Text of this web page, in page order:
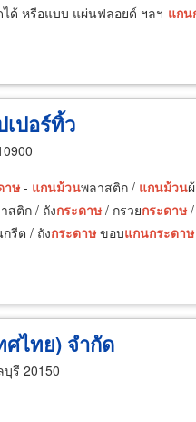
ได้ หรือแบบ แผ่นฟลอยด์ ฯลฯ-แกน
ปอร์ทิ้ว
าษ- แกนม้วนพลาสติก / แกนม้วน
สติก / ถังกระดาษ / กรวยกระดาษ /
รีต / ถังกระดาษ ขอบแกนกระดาษ
ไทย) จำกัด
รี 20150